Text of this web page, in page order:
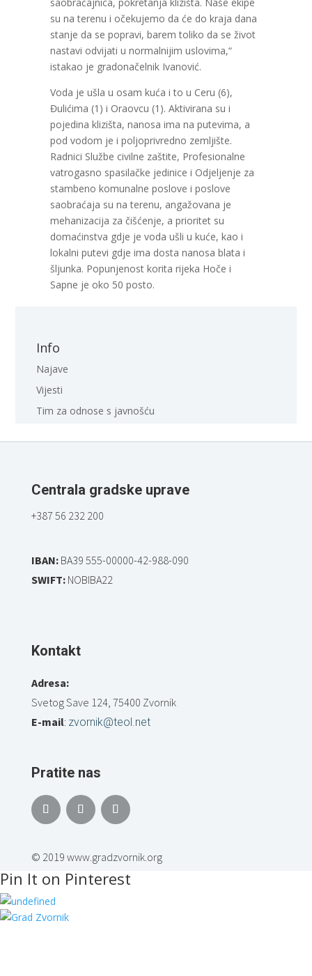
su na terenu i očekujemo da će do kraja dana
stanje da se popravi, barem toliko da se život
nastavi odvijati u normalnijim uslovima,“
istakao je gradonačelnik Ivanović.
Voda je ušla u osam kuća i to u Ceru (6),
Đulićima (1) i Oraovcu (1). Aktivirana su i
pojedina klizišta, nanosa ima na putevima, a
pod vodom je i poljoprivredno zemljište.
Radnici Službe civilne zaštite, Profesionalne
vatrogasno spasilačke jedinice i Odjeljenje za
stambeno komunalne poslove i poslove
saobraćaja su na terenu, angažovana je
mehanizacija za čišćenje, a prioritet su
domaćinstva gdje je voda ušli u kuće, kao i
lokalni putevi gdje ima dosta nanosa blata i
šljunka. Popunjenost korita rijeka Hoče i
Sapne je oko 50 posto.
Info
Najave
Vijesti
Tim za odnose s javnošću
Centrala gradske uprave
+387 56 232 200
IBAN:BA39 555-00000-42-988-090
SWIFT:NOBIBA22
Kontakt
Adresa:
Svetog Save 124, 75400 Zvornik
E-mail: zvornik@teol.net
Pratite nas
© 2019 www.gradzvornik.org
Pin It on Pinterest